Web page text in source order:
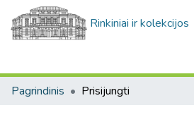
Rinkiniai ir kolekcijos
Pagrindinis Prisijungti